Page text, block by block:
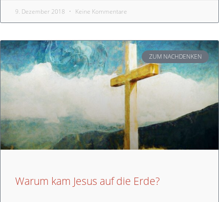
9. Dezember 2018 Keine Kommentare
ZUM NACHDENKEN
Warum kam Jesus auf die Erde?